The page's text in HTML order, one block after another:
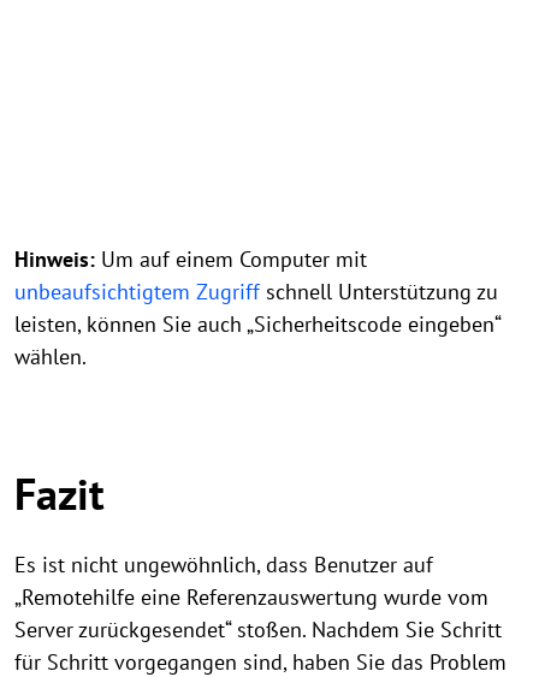
Hinweis: Um auf einem Computer mit
unbeaufsichtigtem Zugriffschnell Unterstützung zu
leisten, können Sie auch „Sicherheitscode eingeben“
wählen.
Fazit
Es ist nicht ungewöhnlich, dass Benutzer auf
„Remotehilfe eine Referenzauswertung wurde vom
Server zurückgesendet“ stoßen. Nachdem Sie Schritt
für Schritt vorgegangen sind, haben Sie das Problem